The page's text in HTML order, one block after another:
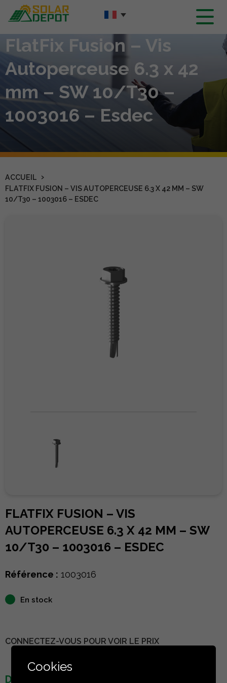
Contenu
principal
FlatFix Fusion – Vis
Autoperceuse 6.3 x 42
mm – SW 10/T30 –
1003016 – Esdec
ACCUEIL ›
FLATFIX FUSION – VIS AUTOPERCEUSE 6.3 X 42 MM – SW
10/T30 – 1003016 – ESDEC
FLATFIX FUSION – VIS
AUTOPERCEUSE 6.3 X 42 MM – SW
10/T30 – 1003016 – ESDEC
Référence : 1003016
En stock
CONNECTEZ-VOUS POUR VOIR LE PRIX
DÉTAILS
Cookies